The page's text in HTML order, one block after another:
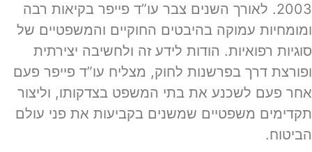
2003. לאורך השנים צבר עו”ד פייפר בקיאות רבה
ומומחיות עמוקה בהיבטים החוקיים והמשפטיים של
סוגיות רפואיות. הודות לידע זה ולחשיבה יצירתית
ופורצת דרך בפרשנות לחוק, מצליח עו”ד פייפר פעם
אחר פעם לשכנע את בתי המשפט בצדקותו, וליצור
תקדימים משפטיים שמשנים בקביעות את פני עולם
הביטוח.